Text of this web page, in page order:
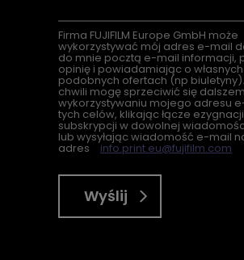
Firma FUJIFILM Europe GmbH może
wykorzystywać mój adres e-mail
do mnie pocztą e-mail informacji,
opinię i powiadamiając o własnych
podobnych ofertach (np
chwili mogę sprzeciwić się
wykorzystywaniu mojego adresu
tych celów, klikając łącze
subskrypcji w dowolnej
lub wysyłając wiadomość e-mail
adres info.print.eu@fujifilm.com
Wyślij